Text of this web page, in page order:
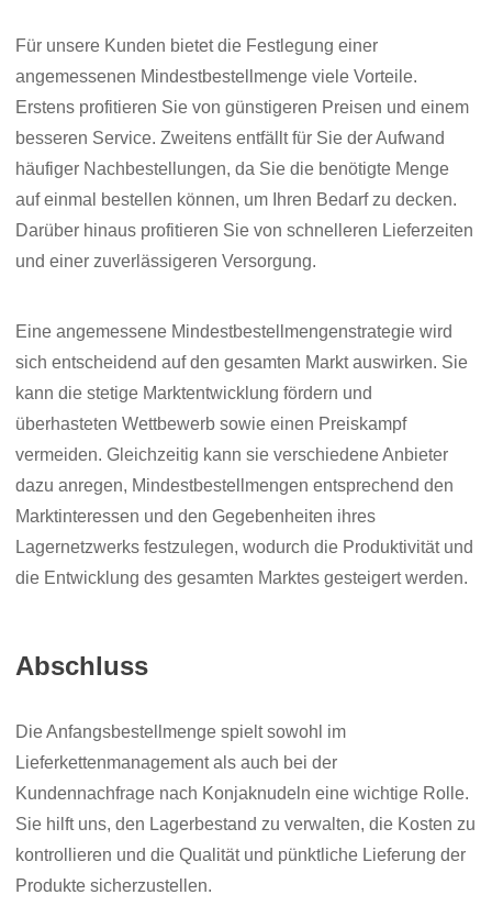
Für unsere Kunden bietet die Festlegung einer
angemessenen Mindestbestellmenge viele Vorteile.
Erstens profitieren Sie von günstigeren Preisen und einem
besseren Service. Zweitens entfällt für Sie der Aufwand
häufiger Nachbestellungen, da Sie die benötigte Menge
auf einmal bestellen können, um Ihren Bedarf zu decken.
Darüber hinaus profitieren Sie von schnelleren Lieferzeiten
und einer zuverlässigeren Versorgung.
Eine angemessene Mindestbestellmengenstrategie wird
sich entscheidend auf den gesamten Markt auswirken. Sie
kann die stetige Marktentwicklung fördern und
überhasteten Wettbewerb sowie einen Preiskampf
vermeiden. Gleichzeitig kann sie verschiedene Anbieter
dazu anregen, Mindestbestellmengen entsprechend den
Marktinteressen und den Gegebenheiten ihres
Lagernetzwerks festzulegen, wodurch die Produktivität und
die Entwicklung des gesamten Marktes gesteigert werden.
Abschluss
Die Anfangsbestellmenge spielt sowohl im
Lieferkettenmanagement als auch bei der
Kundennachfrage nach Konjaknudeln eine wichtige Rolle.
Sie hilft uns, den Lagerbestand zu verwalten, die Kosten zu
kontrollieren und die Qualität und pünktliche Lieferung der
Produkte sicherzustellen.